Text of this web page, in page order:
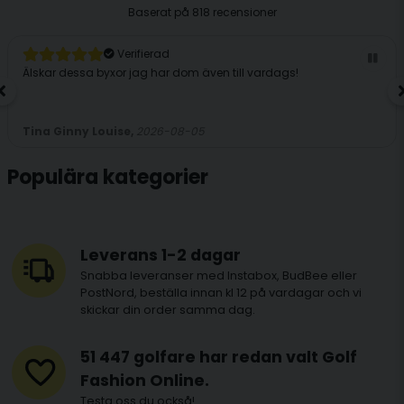
Baserat på 818 recensioner
Verifierad
Älskar dessa byxor jag har dom även till vardags!
Populära kategorier
Leverans 1-2 dagar
Snabba leveranser med Instabox, BudBee eller
PostNord, beställa innan kl 12 på vardagar och vi
skickar din order samma dag.
51 447 golfare har redan valt Golf
Fashion Online.
Testa oss du också!